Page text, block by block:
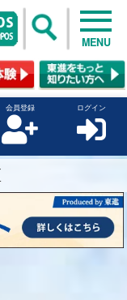
MENU
会員登録 ログイン